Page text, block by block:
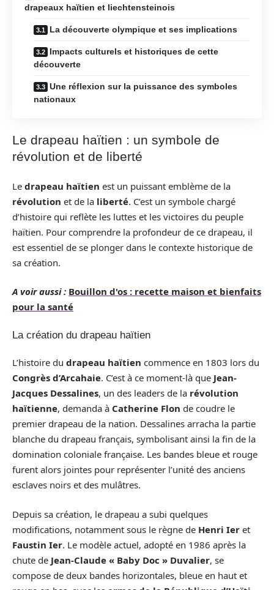
drapeaux haïtien et liechtensteinois
La découverte olympique et ses implications
Impacts culturels et historiques de cette
découverte
Une réflexion sur la puissance des symboles
nationaux
Le drapeau haïtien : un symbole de
révolution et de liberté
Le drapeau haïtien est un puissant emblème de la
révolution et de la liberté. C’est un symbole chargé
d’histoire qui reflète les luttes et les victoires du peuple
haïtien. Pour comprendre la profondeur de ce drapeau, il
est essentiel de se plonger dans le contexte historique de
sa création.
A voir aussi : Bouillon d'os : recette maison et bienfaits
pour la santé
La création du drapeau haïtien
L’histoire du drapeau haïtien commence en 1803 lors du
Congrès d’Arcahaie. C’est à ce moment-là que Jean-
Jacques Dessalines, un des leaders de la révolution
haïtienne, demanda à Catherine Flon de coudre le
premier drapeau de la nation. Dessalines arracha la partie
blanche du drapeau français, symbolisant ainsi la fin de la
domination coloniale française. Les bandes bleue et rouge
furent alors jointes pour représenter l’unité des anciens
esclaves noirs et des mulâtres.
Depuis sa création, le drapeau a subi quelques
modifications, notamment sous le règne de Henri Ier et
Faustin Ier. Le modèle actuel, adopté en 1986 après la
chute de Jean-Claude « Baby Doc » Duvalier, se
compose de deux bandes horizontales, bleue en haut et